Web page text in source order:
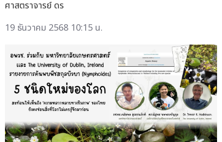
ศาสตราจารย์ ดร
19 ธันวาคม 2568 10:15 น.